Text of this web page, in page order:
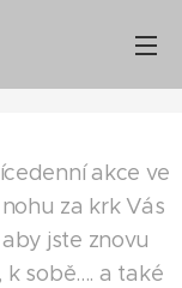
akce ve
za krk Vás
jste znovu
k sobě.... a také